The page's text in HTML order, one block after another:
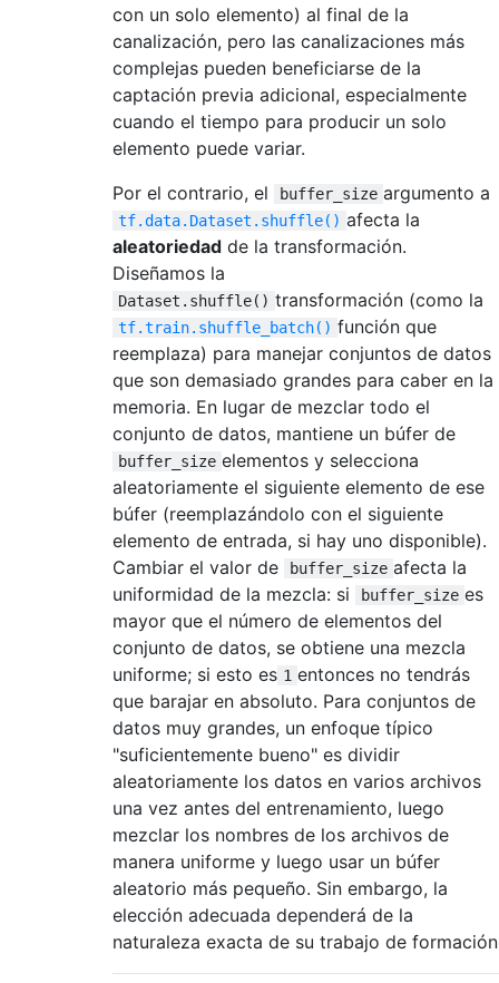
con un solo elemento) al final de la
canalización, pero las canalizaciones más
complejas pueden beneficiarse de la
captación previa adicional, especialmente
cuando el tiempo para producir un solo
elemento puede variar.
Por el contrario, el
buffer_size argumento a
tf.data.Dataset.shuffle() afecta la
aleatoriedad de la transformación.
Diseñamos la
Dataset.shuffle() transformación (como la
tf.train.shuffle_batch() función que
reemplaza) para manejar conjuntos de datos
que son demasiado grandes para caber en la
memoria. En lugar de mezclar todo el
conjunto de datos, mantiene un búfer de
buffer_size elementos y selecciona
aleatoriamente el siguiente elemento de ese
búfer (reemplazándolo con el siguiente
elemento de entrada, si hay uno disponible).
Cambiar el valor de
buffer_size afecta la
uniformidad de la mezcla: si
buffer_size es
mayor que el número de elementos del
conjunto de datos, se obtiene una mezcla
uniforme; si esto es 1 entonces no tendrás
que barajar en absoluto. Para conjuntos de
datos muy grandes, un enfoque típico
"suficientemente bueno" es dividir
aleatoriamente los datos en varios archivos
una vez antes del entrenamiento, luego
mezclar los nombres de los archivos de
manera uniforme y luego usar un búfer
aleatorio más pequeño. Sin embargo, la
elección adecuada dependerá de la
naturaleza exacta de su trabajo de